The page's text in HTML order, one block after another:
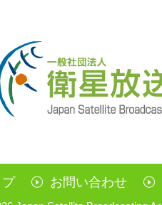
お問い合わせ